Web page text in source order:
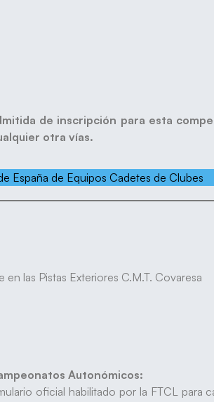
de inscripción para esta
otra vías.
España de Equipos Cadetes de Clubes
en las Pistas Exteriores C.M.T. Covaresa
Autonómicos:
oficial habilitado por la FTCL para